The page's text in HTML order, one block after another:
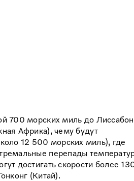
700 морских миль до
Африка), чему будут
12 500 морских миль), где
перепады
достигать скорости более
(Китай).